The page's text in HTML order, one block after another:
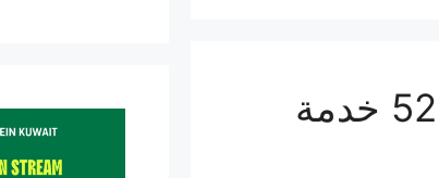
افضل خدمة سيارات مازراتي 52227338 خدمة